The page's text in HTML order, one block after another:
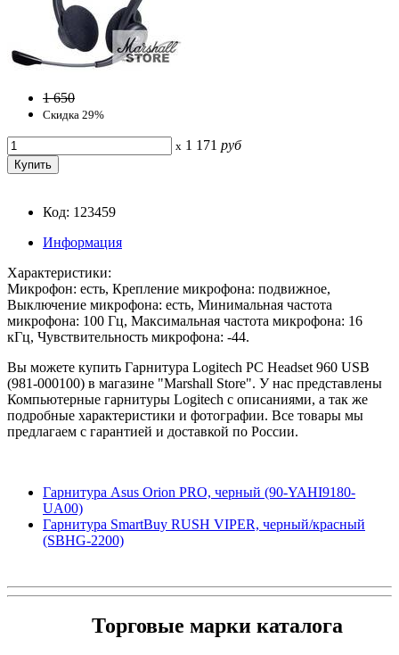
1 650
Скидка 29%
x 1 171 руб
Код: 123459
Информация
Характеристики:
Микрофон: есть, Крепление микрофона: подвижное,
Выключение микрофона: есть, Минимальная частота
микрофона: 100 Гц, Максимальная частота микрофона: 16
кГц, Чувствительность микрофона: -44.
Вы можете купить Гарнитура Logitech PC Headset 960 USB
(981-000100) в магазине "Marshall Store". У нас представлены
Компьютерные гарнитуры Logitech с описаниями, а так же
подробные характеристики и фотографии. Все товары мы
предлагаем с гарантией и доставкой по России.
Гарнитура Asus Orion PRO, черный (90-YAHI9180-
UA00)
Гарнитура SmartBuy RUSH VIPER, черный/красный
(SBHG-2200)
Торговые марки каталога